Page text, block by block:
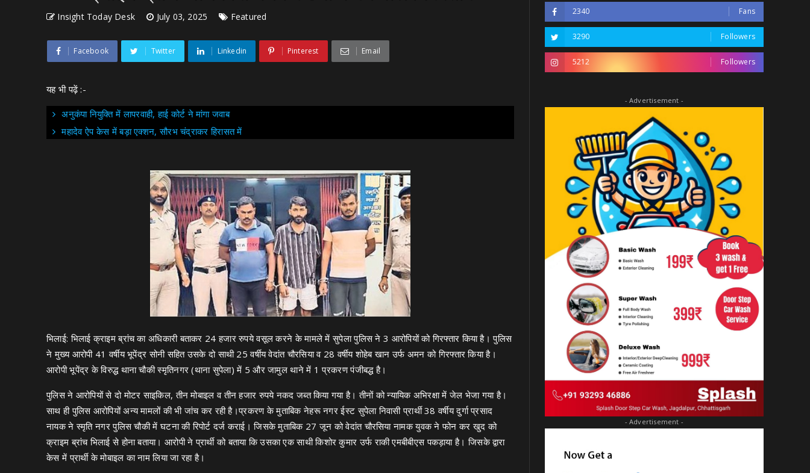
Insight Today Desk July 03, 2025 Featured
Facebook Twitter Linkedin Pinterest Email
यह भी पढ़ें :-
अनुकंपा नियुक्ति में लापरवाही, हाई कोर्ट ने मांगा जवाब
महादेव ऐप केस में बड़ा एक्शन, सौरभ चंद्राकर हिरासत में
भिलाई: भिलाई क्राइम ब्रांच का अधिकारी बताकर 24 हजार रुपये वसूल करने के मामले में सुपेला पुलिस ने 3 आरोपियों को गिरफ्तार किया है। पुलिस
ने मुख्य आरोपी 41 वर्षीय भूपेंद्र सोनी सहित उसके दो साथी 25 वर्षीय वेदांत चौरसिया व 28 वर्षीय शोहेब खान उर्फ अमन को गिरफ्तार किया है।
आरोपी भूपेंद्र के विरुद्ध थाना चौकी स्मृतिनगर (थाना सुपेला) में 5 और जामुल थाने में 1 प्रकरण पंजीबद्ध है।
पुलिस ने आरोपियों से दो मोटर साइकिल, तीन मोबाइल व तीन हजार रुपये नकद जब्त किया गया है। तीनों को न्यायिक अभिरक्षा में जेल भेजा गया है।
साथ ही पुलिस आरोपियों अन्य मामलों की भी जांच कर रही है।प्रकरण के मुताबिक नेहरू नगर ईस्ट सुपेला निवासी प्रार्थी 38 वर्षीय दुर्गा प्रसाद
नायक ने स्मृति नगर पुलिस चौकी में घटना की रिपोर्ट दर्ज कराई। जिसके मुताबिक 27 जून को वेदांत चौरसिया नामक युवक ने फोन कर खुद को
क्राइम ब्रांच भिलाई से होना बताया। आरोपी ने प्रार्थी को बताया कि उसका एक साथी किशोर कुमार उर्फ राकी एमबीबीएस पकड़ाया है। जिसके द्वारा
केस में प्रार्थी के मोबाइल का नाम लिया जा रहा है।
2340 Fans
3290 Followers
5212 Followers
- Advertisement -
- Advertisement -